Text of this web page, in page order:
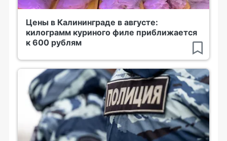
Цены в Калининграде в августе:
килограмм куриного филе приближается
к 600 рублям